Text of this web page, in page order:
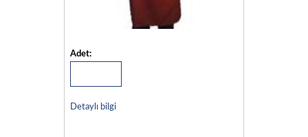
Adet:
Detaylı bilgi